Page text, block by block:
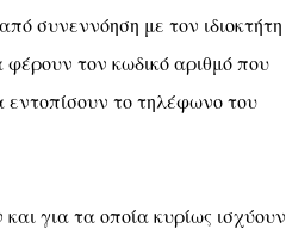
συνεννόηση με τον ιδιοκτήτη
φέρουν τον κωδικό αριθμό που
το τηλέφωνο του
για τα οποία κυρίως ισχύουν